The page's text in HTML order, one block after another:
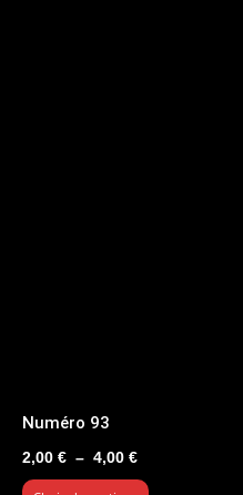
Numéro 93
2,00 € – 4,00 €Plage
de